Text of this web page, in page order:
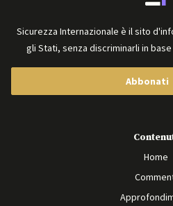
Sicurezza Internazionale è il sito
gli Stati, senza discriminarli in
Abbonati
Home